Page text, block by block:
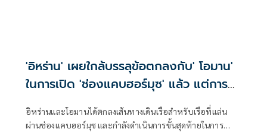
'อิหร่าน' เผยใกล้บรรลุข้อตกลงกับ' โอมาน'
ในการเปิด 'ช่องแคบฮอร์มุซ' แล้ว แต่การ
อิหร่านและโอมานได้ตกลงเส้นทางเดินเรือสำหรับเรือที่แล่น
ผ่านช่องแคบฮอร์มุซ และกำลังดำเนินการขั้นสุดท้ายในการ